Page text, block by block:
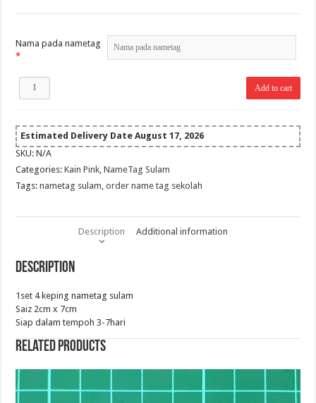
Nama pada nametag
*
1Set
Pink,
Benang
Navy
Blue)
quantity
Add to cart
Estimated Delivery Date August 17, 2026
SKU:N/A
Categories:Kain Pink ,NameTag Sulam
Tags:nametag sulam ,order name tag sekolah
Description Additional information
Description
1set 4 keping nametag sulam
Saiz 2cm x 7cm
Siap dalam tempoh 3-7hari
Related products